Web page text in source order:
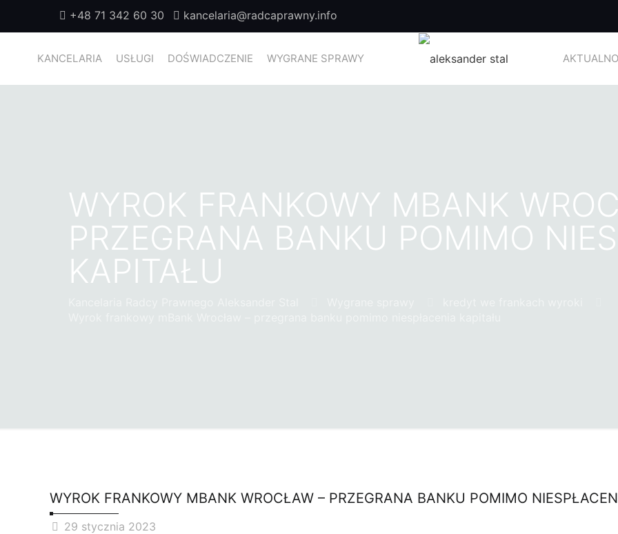
+48 71 342 60 30 kancelaria@radcaprawny.info
KANCELARIA USŁUGI DOŚWIADCZENIE WYGRANE SPRAWY
WYROK FRANKOWY MBANK
PRZEGRANA BANKU POMIMO
KAPITAŁU
WYROK FRANKOWY MBANK WROCŁAW – PRZEGRANA BANKU POMIMO
29 stycznia 2023